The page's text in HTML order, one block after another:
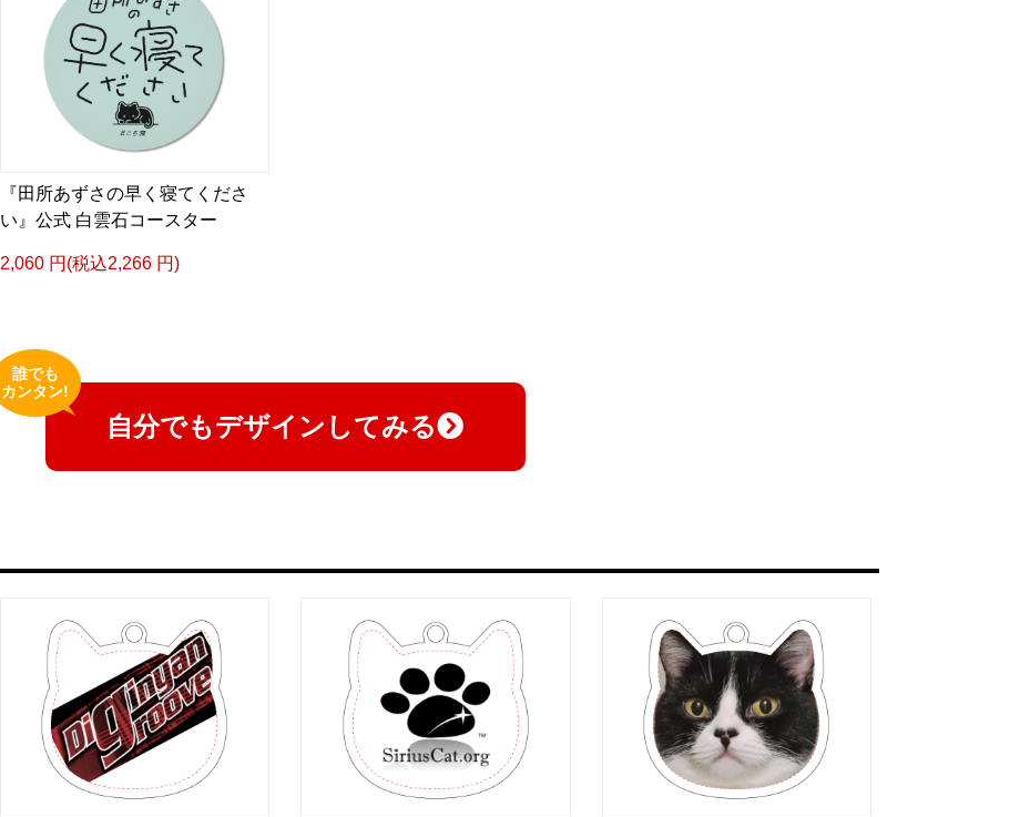
『田所あずさの早く寝てくださ
い』公式 白雲石コースター
2,060 円(税込2,266 円)
自分でもデザインしてみる
誰でも
カンタン!